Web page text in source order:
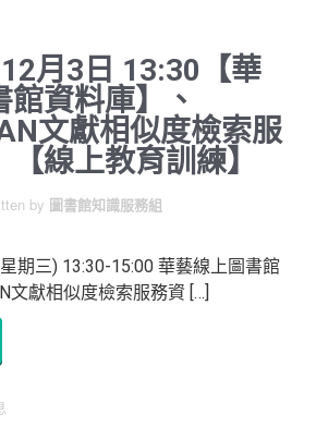
月3日 13:30【華
資料庫】、
文獻相似度檢索服
線上教育訓練】
by 圖書館知識服務組
期三) 13:30-15:00 華藝線上圖書館
文獻相似度檢索服務資 […]